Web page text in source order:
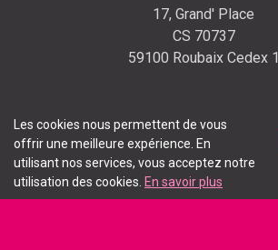
17, Grand' Place
CS 70737
59100 Roubaix Cedex 1
Appeler
l'accueil
Envoyer un
email
Les cookies nous permettent de vous
offrir une meilleure expérience. En
utilisant nos services, vous acceptez notre
utilisation des cookies. En savoir plus